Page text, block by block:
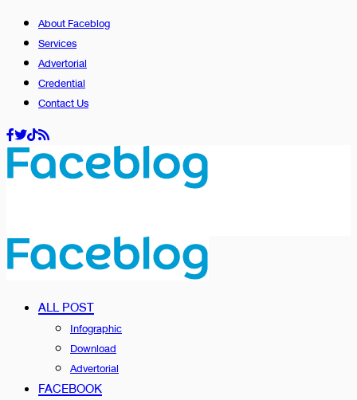
About Faceblog
Services
Advertorial
Credential
Contact Us
ALL POST
Infographic
Download
Advertorial
FACEBOOK